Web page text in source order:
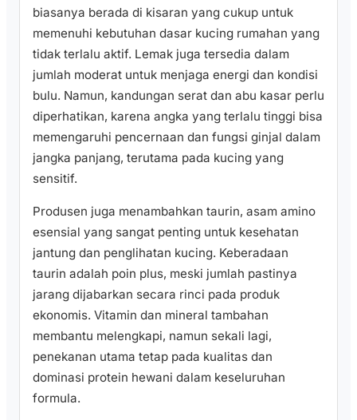
biasanya berada di kisaran yang cukup untuk
memenuhi kebutuhan dasar kucing rumahan yang
tidak terlalu aktif. Lemak juga tersedia dalam
jumlah moderat untuk menjaga energi dan kondisi
bulu. Namun, kandungan serat dan abu kasar perlu
diperhatikan, karena angka yang terlalu tinggi bisa
memengaruhi pencernaan dan fungsi ginjal dalam
jangka panjang, terutama pada kucing yang
sensitif.
Produsen juga menambahkan taurin, asam amino
esensial yang sangat penting untuk kesehatan
jantung dan penglihatan kucing. Keberadaan
taurin adalah poin plus, meski jumlah pastinya
jarang dijabarkan secara rinci pada produk
ekonomis. Vitamin dan mineral tambahan
membantu melengkapi, namun sekali lagi,
penekanan utama tetap pada kualitas dan
dominasi protein hewani dalam keseluruhan
formula.